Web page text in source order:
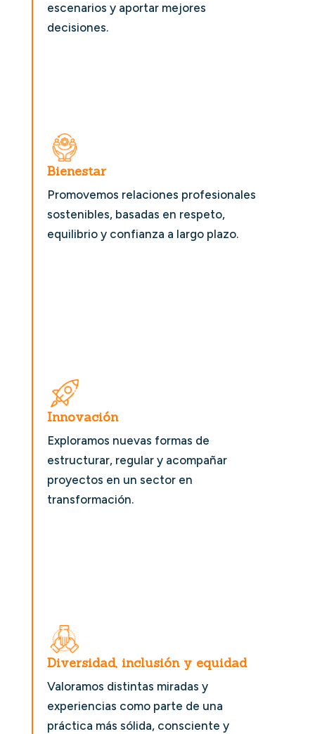
escenarios y aportar mejores
decisiones.
Bienestar
Promovemos relaciones profesionales
sostenibles, basadas en respeto,
equilibrio y confianza a largo plazo.
Innovación
Exploramos nuevas formas de
estructurar, regular y acompañar
proyectos en un sector en
transformación.
Diversidad, inclusión y equidad
Valoramos distintas miradas y
experiencias como parte de una
práctica más sólida, consciente y